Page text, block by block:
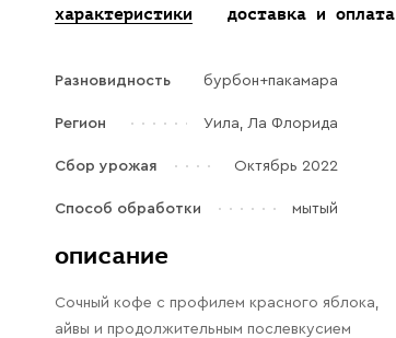
Аксессуары
пакете
Напитки в банках
Галараствор
Шоколад
характеристики доставка и оплата
Разновидность бурбон+пакамара
Регион Уила, Ла Флорида
Сбор урожая Октябрь 2022
Способ обработки мытый
описание
Сочный кофе с профилем красного яблока,
айвы и продолжительным послевкусием